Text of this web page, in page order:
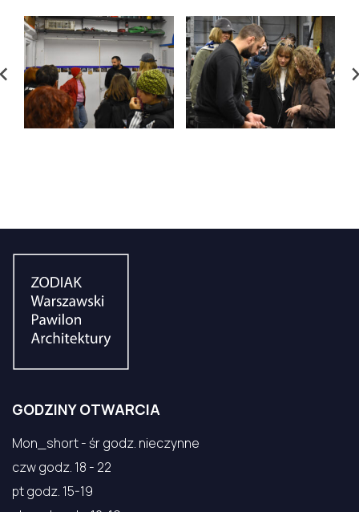
GODZINY OTWARCIA
Mon_short - śr godz. nieczynne
czw godz. 18 - 22
pt godz. 15-19